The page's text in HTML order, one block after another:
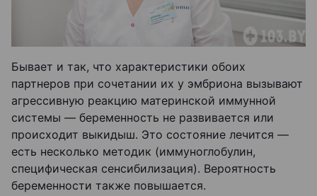
Бывает и так, что характеристики обоих
партнеров при сочетании их у эмбриона вызывают
агрессивную реакцию материнской иммунной
системы — беременность не развивается или
происходит выкидыш. Это состояние лечится —
есть несколько методик (иммуноглобулин,
специфическая сенсибилизация). Вероятность
беременности также повышается.